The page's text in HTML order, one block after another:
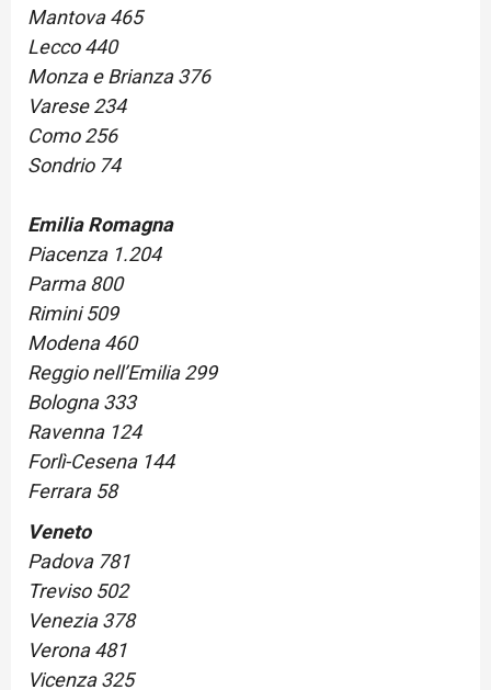
Mantova 465
Lecco 440
Monza e Brianza 376
Varese 234
Como 256
Sondrio 74
Emilia Romagna
Piacenza 1.204
Parma 800
Rimini 509
Modena 460
Reggio nell’Emilia 299
Bologna 333
Ravenna 124
Forlì-Cesena 144
Ferrara 58
Veneto
Padova 781
Treviso 502
Venezia 378
Verona 481
Vicenza 325